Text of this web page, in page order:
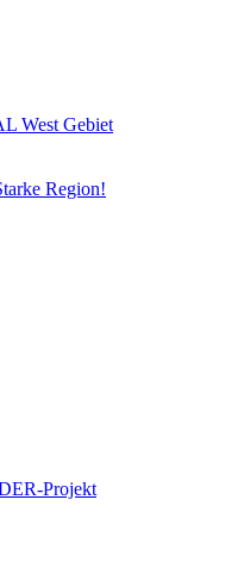
West Gebiet
Region!
Projekt